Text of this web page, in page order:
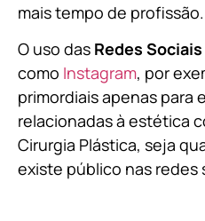
mais tempo de profissão.
O uso das Redes
como Instagram, por
primordiais apenas para
relacionadas à estética
Cirurgia Plástica, seja
existe público nas redes